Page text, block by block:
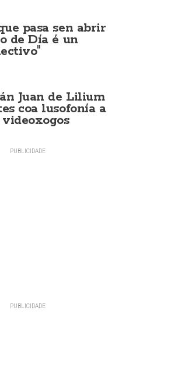
pasa sen abrir
de Día é un
Juan de Lilium
coa lusofonía a